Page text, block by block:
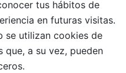
tus hábitos de
en futuras visitas.
se utilizan cookies de
que, a su vez, pueden